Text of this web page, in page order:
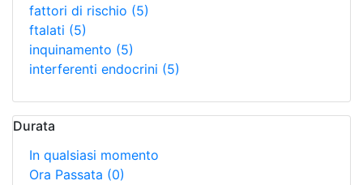
fattori di rischio (5)
ftalati (5)
inquinamento (5)
interferenti endocrini (5)
Durata
In qualsiasi momento
Ora Passata (0)